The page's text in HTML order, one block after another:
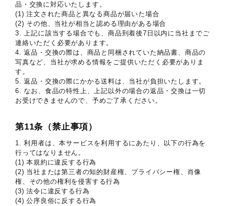
品・交換に対応いたします。
(1) 注文された商品と異なる商品が届いた場合
(2) その他、当社が相当と認める理由がある場合
3. 上記に該当する場合でも、商品到着後7日以内に当社までご
連絡いただく必要があります。
4. 返品・交換の際は、商品と同梱されていた納品書、商品の
写真など、当社が求める情報をご提供いただく必要がありま
す。
5. 返品・交換の際にかかる送料は、当社が負担いたします。
6. なお、食品の特性上、上記以外の場合の返品・交換は一切
お受けできませんので、予めご了承ください。
第11条（禁止事項）
1. 利用者は、本サービスを利用するにあたり、以下の行為を
行ってはなりません。
(1) 本規約に違反する行為
(2) 当社または第三者の知的財産権、プライバシー権、肖像
権、その他の権利を侵害する行為
(3) 法令に違反する行為
(4) 公序良俗に反する行為